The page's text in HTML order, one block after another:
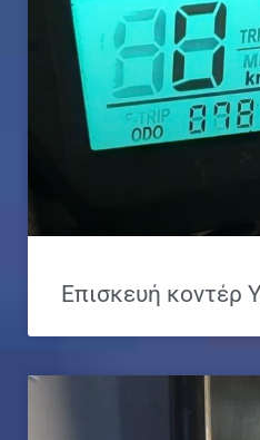
Επισκευή κοντέρ